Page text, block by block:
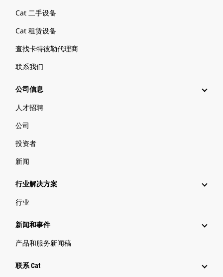
Cat 二手设备
Cat 租赁设备
查找卡特彼勒代理商
联系我们
公司信息
人才招聘
公司
投资者
新闻
行业解决方案
行业
新闻和事件
产品和服务新闻稿
联系 Cat